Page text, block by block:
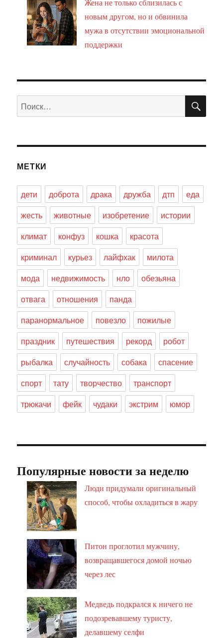
Жена не только сблизилась с
новым другом, но и обвинила
мужа в отсутствии эмоциональной
поддержки
Искать:
МЕТКИ
дети доброта драка дружба дтп
еда
жесть
животные изобретение
истории
климат
конфуз кошка
красота
криминал
курьез лайфхак
милота
мода
недвижимость нло
обезьяна
отвага
отношения
панда
паранормальное
повезло
пожилые
праздник
путешествия рекорд
робот
рыбалка
случайность собака
спасение
спорт
тату творчество
транспорт
трюкачи
фейк чудаки экстрим юмор
Популярные новости за неделю
Люди придумали оригинальный
способ, чтобы охладиться в жару
Питон проглотил мужчину,
возвращавшегося домой ночью
через лес
Медведь подкрался к ничего не
подозревавшему туристу,
делавшему селфи